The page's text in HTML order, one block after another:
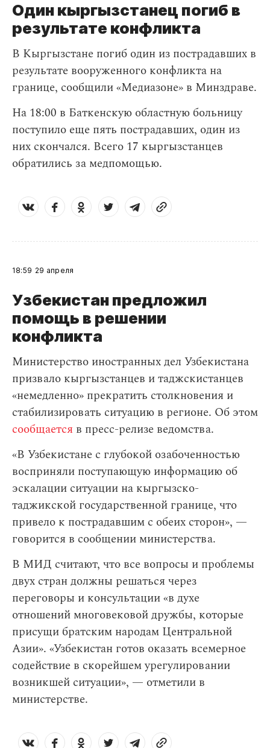
Один кыргызстанец погиб в
результате конфликта
В Кыргызстане погиб один из пострадавших в
результате вооруженного конфликта на
границе, сообщили «Медиазоне» в Минздраве.
На 18:00 в Баткенскую областную больницу
поступило еще пять пострадавших, один из
них скончался. Всего 17 кыргызстанцев
обратились за медпомощью.
18:59 29 апреля
Узбекистан предложил
помощь в решении
конфликта
Министерство иностранных дел Узбекистана
призвало кыргызстанцев и таджскистанцев
«немедленно» прекратить столкновения и
стабилизировать ситуацию в регионе. Об этом
сообщается в пресс-релизе ведомства.
«В Узбекистане с глубокой озабоченностью
восприняли поступающую информацию об
эскалации ситуации на кыргызско-
таджикской государственной границе, что
привело к пострадавшим с обеих сторон», —
говорится в сообщении министерства.
В МИД считают, что все вопросы и проблемы
двух стран должны решаться через
переговоры и консультации «в духе
отношений многовековой дружбы, которые
присущи братским народам Центральной
Азии». «Узбекистан готов оказать всемерное
содействие в скорейшем урегулировании
возникшей ситуации», — отметили в
министерстве.